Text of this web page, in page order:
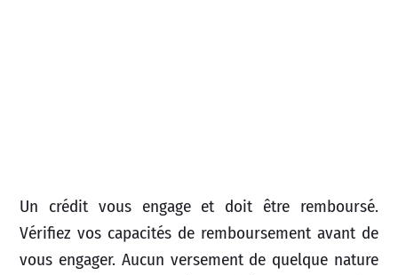
Un crédit vous engage et doit être remboursé.
Vérifiez vos capacités de remboursement avant de
vous engager. Aucun versement de quelque nature